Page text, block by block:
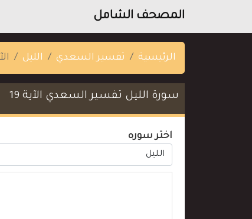
المصحف الشامل
الرئيسية تفسير السعدي الليل
سورة الليل تفسير السعدي الآية 19
اختر سوره